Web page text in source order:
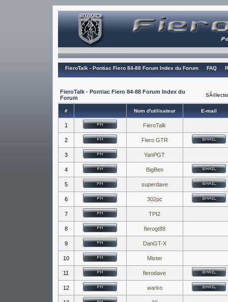
FieroTalk - Pontiac Fiero 84-88 Forum Index du Forum FAQ
FieroTalk - Pontiac Fiero 84-88 Forum Index du
Forum
# Nom d'utilisateur E-mail
1 FieroTalk
2 Fiero GTR
3 YanPGT
4 BigBen
5 superdave
6 302pc
7 TPI2
8 fierogt88
9 DanGT-X
10 Mister
11 fierodave
12 warko